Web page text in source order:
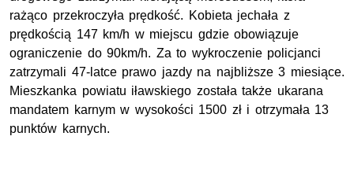
rażąco przekroczyła prędkość. Kobieta jechała z
prędkością 147 km/h w miejscu gdzie obowiązuje
ograniczenie do 90km/h. Za to wykroczenie policjanci
zatrzymali 47-latce prawo jazdy na najbliższe 3 miesiące.
Mieszkanka powiatu iławskiego została także ukarana
mandatem karnym w wysokości 1500 zł i otrzymała 13
punktów karnych.